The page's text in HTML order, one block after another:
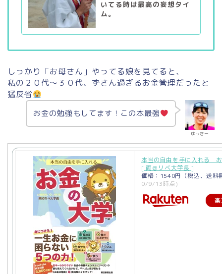
いてる時は最高の妄想タイ
ム。
しっかり「お母さん」やってる娘を見てると、
私の２０代〜３０代、ずさん過ぎるお金管理だったと
猛反省
ゆっきー
お金の勉強もしてます！この本最強
本当の自由を手に入れる
[ 両＠リベ大学長 ]
価格：1540円（税込、送
0/9/13時点)